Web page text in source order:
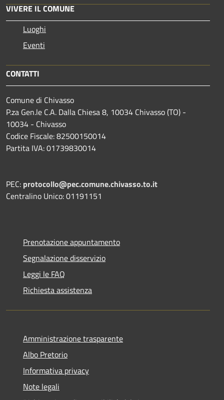
VIVERE IL COMUNE
Luoghi
Eventi
CONTATTI
Comune di Chivasso
P.za Gen.le C.A. Dalla Chiesa 8, 10034 Chivasso (TO) -
10034 - Chivasso
Codice Fiscale: 82500150014
Partita IVA: 01739830014
PEC: protocollo@pec.comune.chivasso.to.it
Centralino Unico: 01191151
Prenotazione appuntamento
Segnalazione disservizio
Leggi le FAQ
Richiesta assistenza
Amministrazione trasparente
Albo Pretorio
Informativa privacy
Note legali